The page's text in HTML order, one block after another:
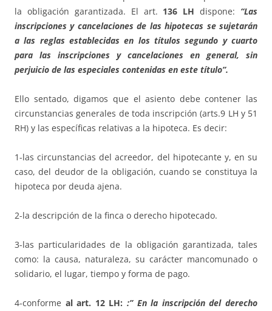
la obligación garantizada. El art. 136 LH dispone: “Las
inscripciones y cancelaciones de las hipotecas se sujetarán
a las reglas establecidas en los títulos segundo y cuarto
para las inscripciones y cancelaciones en general, sin
perjuicio de las especiales contenidas en este título”.
Ello sentado, digamos que el asiento debe contener las
circunstancias generales de toda inscripción (arts.9 LH y 51
RH) y las específicas relativas a la hipoteca. Es decir:
1-las circunstancias del acreedor, del hipotecante y, en su
caso, del deudor de la obligación, cuando se constituya la
hipoteca por deuda ajena.
2-la descripción de la finca o derecho hipotecado.
3-las particularidades de la obligación garantizada, tales
como: la causa, naturaleza, su carácter mancomunado o
solidario, el lugar, tiempo y forma de pago.
4-conforme al art. 12 LH: :” En la inscripción del derecho